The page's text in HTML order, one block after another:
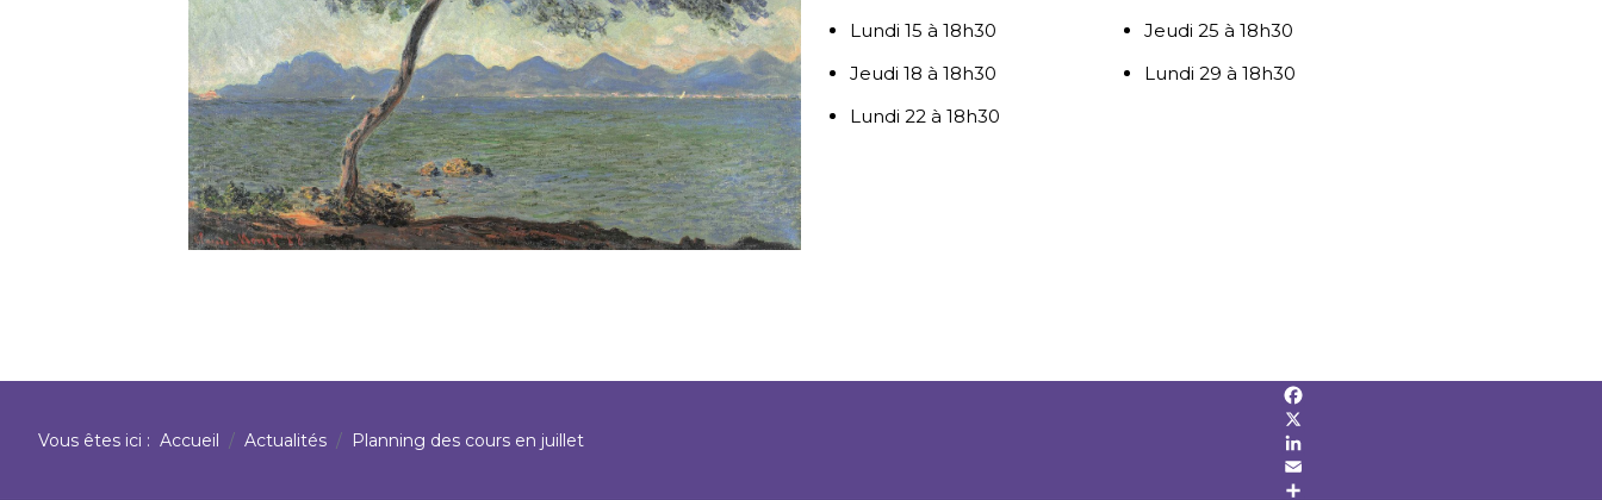
Lundi 15 à 18h30
Jeudi 18 à 18h30
Lundi 22 à 18h30
Jeudi 25 à 18h30
Lundi 29 à 18h30
Vous êtes ici : Accueil Actualités Planning des cours en juillet